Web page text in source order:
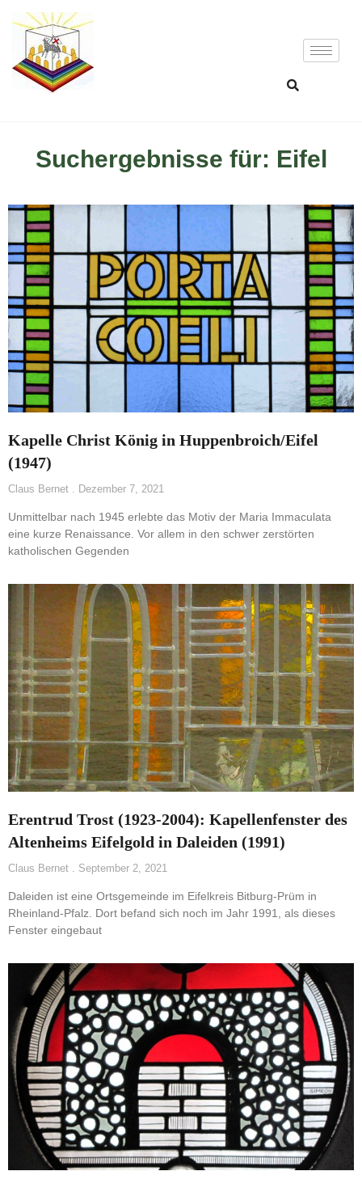
Suchergebnisse für: Eifel
Kapelle Christ König in Huppenbroich/Eifel
(1947)
Claus Bernet Dezember 7, 2021
Unmittelbar nach 1945 erlebte das Motiv der Maria Immaculata
eine kurze Renaissance. Vor allem in den schwer zerstörten
katholischen Gegenden
Erentrud Trost (1923-2004): Kapellenfenster des
Altenheims Eifelgold in Daleiden (1991)
Claus Bernet September 2, 2021
Daleiden ist eine Ortsgemeinde im Eifelkreis Bitburg-Prüm in
Rheinland-Pfalz. Dort befand sich noch im Jahr 1991, als dieses
Fenster eingebaut